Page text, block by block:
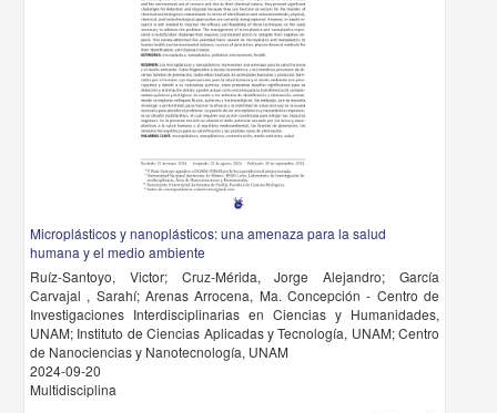
Microplásticos y nanoplásticos: una amenaza para la salud
humana y el medio ambiente
Ruíz-Santoyo, Victor; Cruz-Mérida, Jorge Alejandro; García
Carvajal , Sarahí; Arenas Arrocena, Ma. Concepción - Centro de
Investigaciones Interdisciplinarias en Ciencias y Humanidades,
UNAM; Instituto de Ciencias Aplicadas y Tecnología, UNAM; Centro
de Nanociencias y Nanotecnología, UNAM
2024-09-20
Multidisciplina